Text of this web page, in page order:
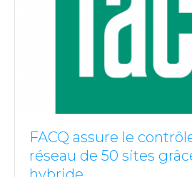
FACQ assure le
réseau de 50 sites